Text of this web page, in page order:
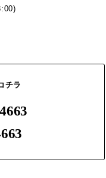
チラ